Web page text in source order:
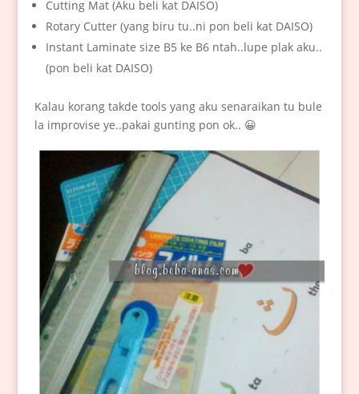
Cutting Mat (Aku beli kat DAISO)
Rotary Cutter (yang biru tu..ni pon beli kat DAISO)
Instant Laminate size B5 ke B6 ntah..lupe plak aku..
(pon beli kat DAISO)
Kalau korang takde tools yang aku senaraikan tu bule
la improvise ye..pakai gunting pon ok.. 😀